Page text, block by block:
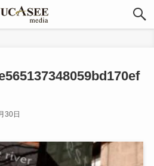
30日